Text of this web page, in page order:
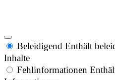
Beleidigend Enthält
Inhalte
Fehlinformationen